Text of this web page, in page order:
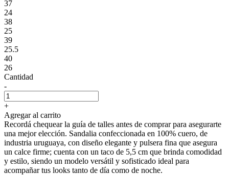
37
24
38
25
39
25.5
40
26
Cantidad
-
+
Agregar al carrito
Recordá chequear la guía de talles antes de comprar para asegurarte
una mejor elección. Sandalia confeccionada en 100% cuero, de
industria uruguaya, con diseño elegante y pulsera fina que asegura
un calce firme; cuenta con un taco de 5,5 cm que brinda comodidad
y estilo, siendo un modelo versátil y sofisticado ideal para
acompañar tus looks tanto de día como de noche.